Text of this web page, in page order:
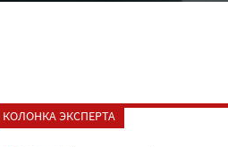
КОЛОНКА ЭКСПЕРТА